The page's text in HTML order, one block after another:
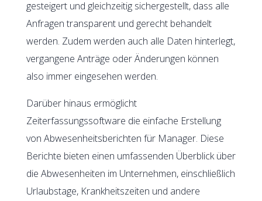
gesteigert und gleichzeitig sichergestellt, dass alle
Anfragen transparent und gerecht behandelt
werden. Zudem werden auch alle Daten hinterlegt,
vergangene Anträge oder Änderungen können
also immer eingesehen werden.
Darüber hinaus ermöglicht
Zeiterfassungssoftware die einfache Erstellung
von Abwesenheitsberichten für Manager. Diese
Berichte bieten einen umfassenden Überblick über
die Abwesenheiten im Unternehmen, einschließlich
Urlaubstage, Krankheitszeiten und andere